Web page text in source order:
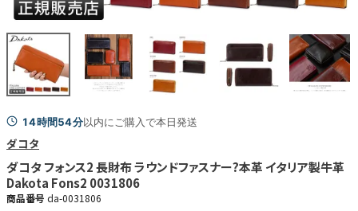
14時間54分以内にご購入で本日発送
ダコタ
ダコタ フォンス2 長財布 ラウンドファスナー?本革 イタリア製牛革
Dakota Fons2 0031806
商品番号 da-0031806